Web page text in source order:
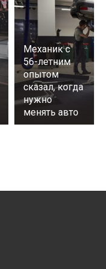
Механик с
56-летним
опытом
сказал, когда
нужно
менять авто